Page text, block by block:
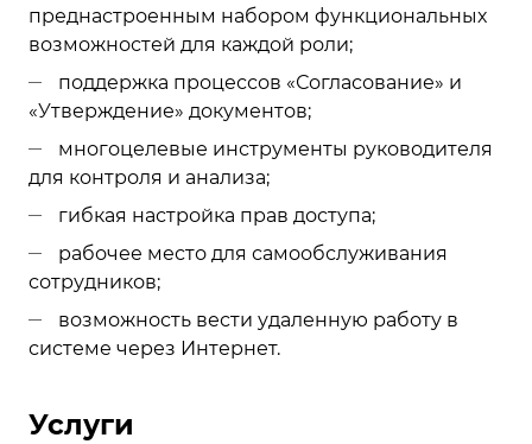
преднастроенным набором функциональных
возможностей для каждой роли;
поддержка процессов «Согласование» и
«Утверждение» документов;
многоцелевые инструменты руководителя
для контроля и анализа;
гибкая настройка прав доступа;
рабочее место для самообслуживания
сотрудников;
возможность вести удаленную работу в
системе через Интернет.
Услуги